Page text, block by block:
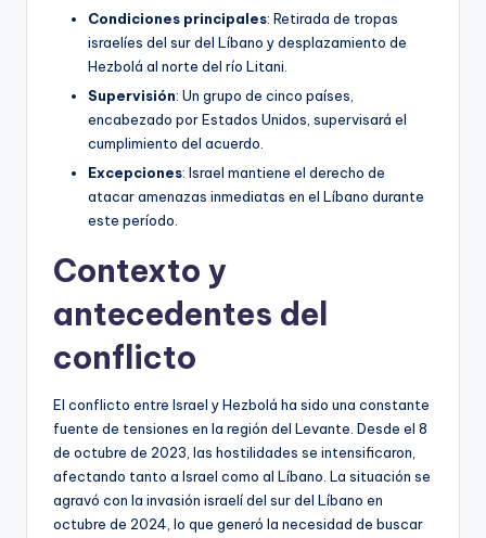
Condiciones principales: Retirada de tropas
israelíes del sur del Líbano y desplazamiento de
Hezbolá al norte del río Litani.
Supervisión: Un grupo de cinco países,
encabezado por Estados Unidos, supervisará el
cumplimiento del acuerdo.
Excepciones: Israel mantiene el derecho de
atacar amenazas inmediatas en el Líbano durante
este período.
Contexto y
antecedentes del
conflicto
El conflicto entre Israel y Hezbolá ha sido una constante
fuente de tensiones en la región del Levante. Desde el 8
de octubre de 2023, las hostilidades se intensificaron,
afectando tanto a Israel como al Líbano. La situación se
agravó con la invasión israelí del sur del Líbano en
octubre de 2024, lo que generó la necesidad de buscar